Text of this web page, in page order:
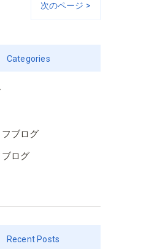
次のページ >
Categories
ブログ
ログ
Recent Posts